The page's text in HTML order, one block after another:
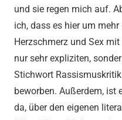
und sie regen mich auf.
ich, dass es hier um
Herzschmerz und Sex
nur sehr expliziten,
Stichwort
beworben. Außerdem, ist
da, über den eigenen